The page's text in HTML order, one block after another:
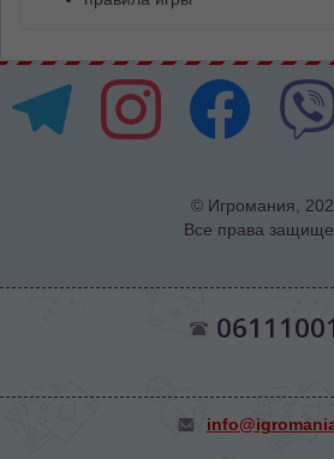
© Игромания,
Все права